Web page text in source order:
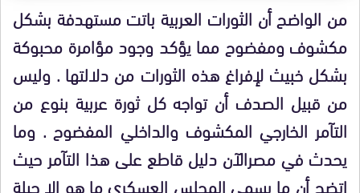
من الواضح أن الثورات العربية باتت مستهدفة بشكل
مكشوف ومفضوح مما يؤكد وجود مؤامرةمحبوكة
بشكل خبيث لإفراغ هذه الثورات مندلالتها .وليس
من قبيل الصدف أن تواجه كل ثورة عربية بنوع من
التآمر الخارجي المكشوف والداخلي المفضوح . وما
يحدث في مصرالآن دليل قاطع على هذا التآمر حيث
اتضح أن ما يسمى المجلس العسكري ما هو إلا حيلة